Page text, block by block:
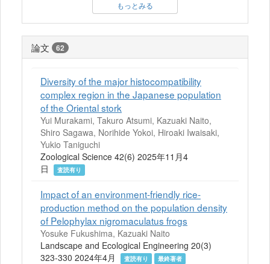
もっとみる
論文 62
Diversity of the major histocompatibility
complex region in the Japanese population
of the Oriental stork
Yui Murakami, Takuro Atsumi, Kazuaki Naito,
Shiro Sagawa, Norihide Yokoi, Hiroaki Iwaisaki,
Yukio Taniguchi
Zoological Science 42(6) 2025年11月4
日
査読有り
Impact of an environment-friendly rice-
production method on the population density
of Pelophylax nigromaculatus frogs
Yosuke Fukushima, Kazuaki Naito
Landscape and Ecological Engineering 20(3)
323-330 2024年4月
査読有り 最終著者